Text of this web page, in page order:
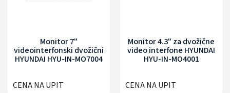
Monitor 7"
videointerfonski dvožični
HYUNDAI HYU-IN-MO7004
CENA NA UPIT
Monitor 4.3" za dvožične
video interfone HYUNDAI
HYU-IN-MO4001
CENA NA UPIT